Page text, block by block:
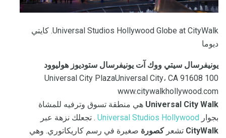
Universal Studios Hollywood Globe at CityWalk. كايتي
ديوما
يونيفرسال سيتي ووك آت يونيفرسال ستوديوز هوليوود
100 Universal City PlazaUniversal City، CA 91608
www.citywalkhollywood.com
Universal City Walk هي منطقة تسوق وترفيه للمشاة
بجوار Universal Studios Hollywood . تجعلك نزهة عبر
CityWalk تشعركصورة صغيرة في رسم كاريكاتوري. وهي